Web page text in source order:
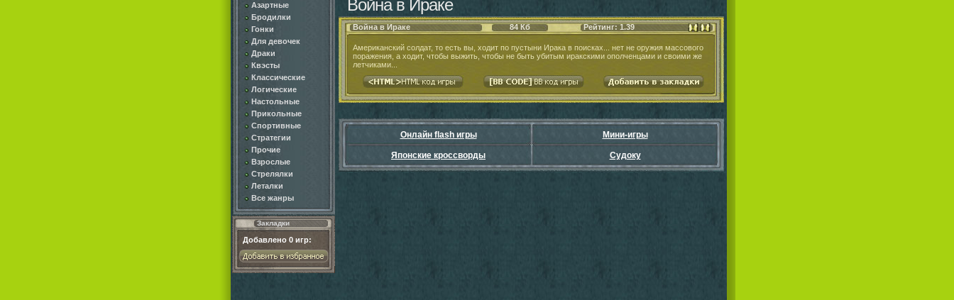
Азартные
Бродилки
Гонки
Для девочек
Драки
Квэсты
Классические
Логические
Настольные
Прикольные
Спортивные
Стратегии
Прочие
Взрослые
Стрелялки
Леталки
Все жанры
Закладки
Добавлено 0 игр:
Война в Ираке
Война в Ираке 84 Кб Рейтинг: 1.39
Американский солдат, то есть вы, ходит по пустыни Ирака в поисках... нет не оружия массового
поражения, а ходит, чтобы выжить, чтобы не быть убитым иракскими ополченцами и своими же
летчиками...
Онлайн flash игры Мини-игры
Японские кроссворды Судоку